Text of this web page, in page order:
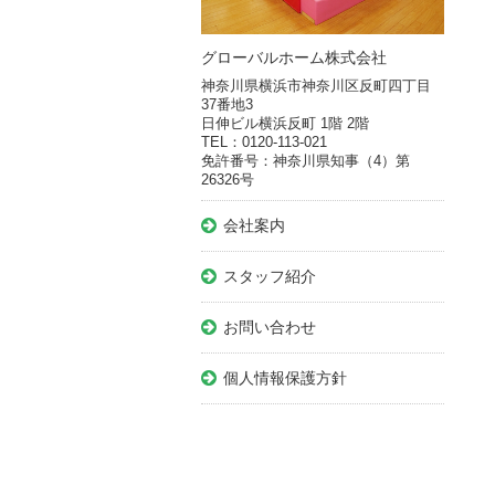
グローバルホーム株式会社
神奈川県横浜市神奈川区反町四丁目
37番地3
日伸ビル横浜反町 1階 2階
TEL：0120-113-021
免許番号：神奈川県知事（4）第
26326号
会社案内
スタッフ紹介
お問い合わせ
個人情報保護方針